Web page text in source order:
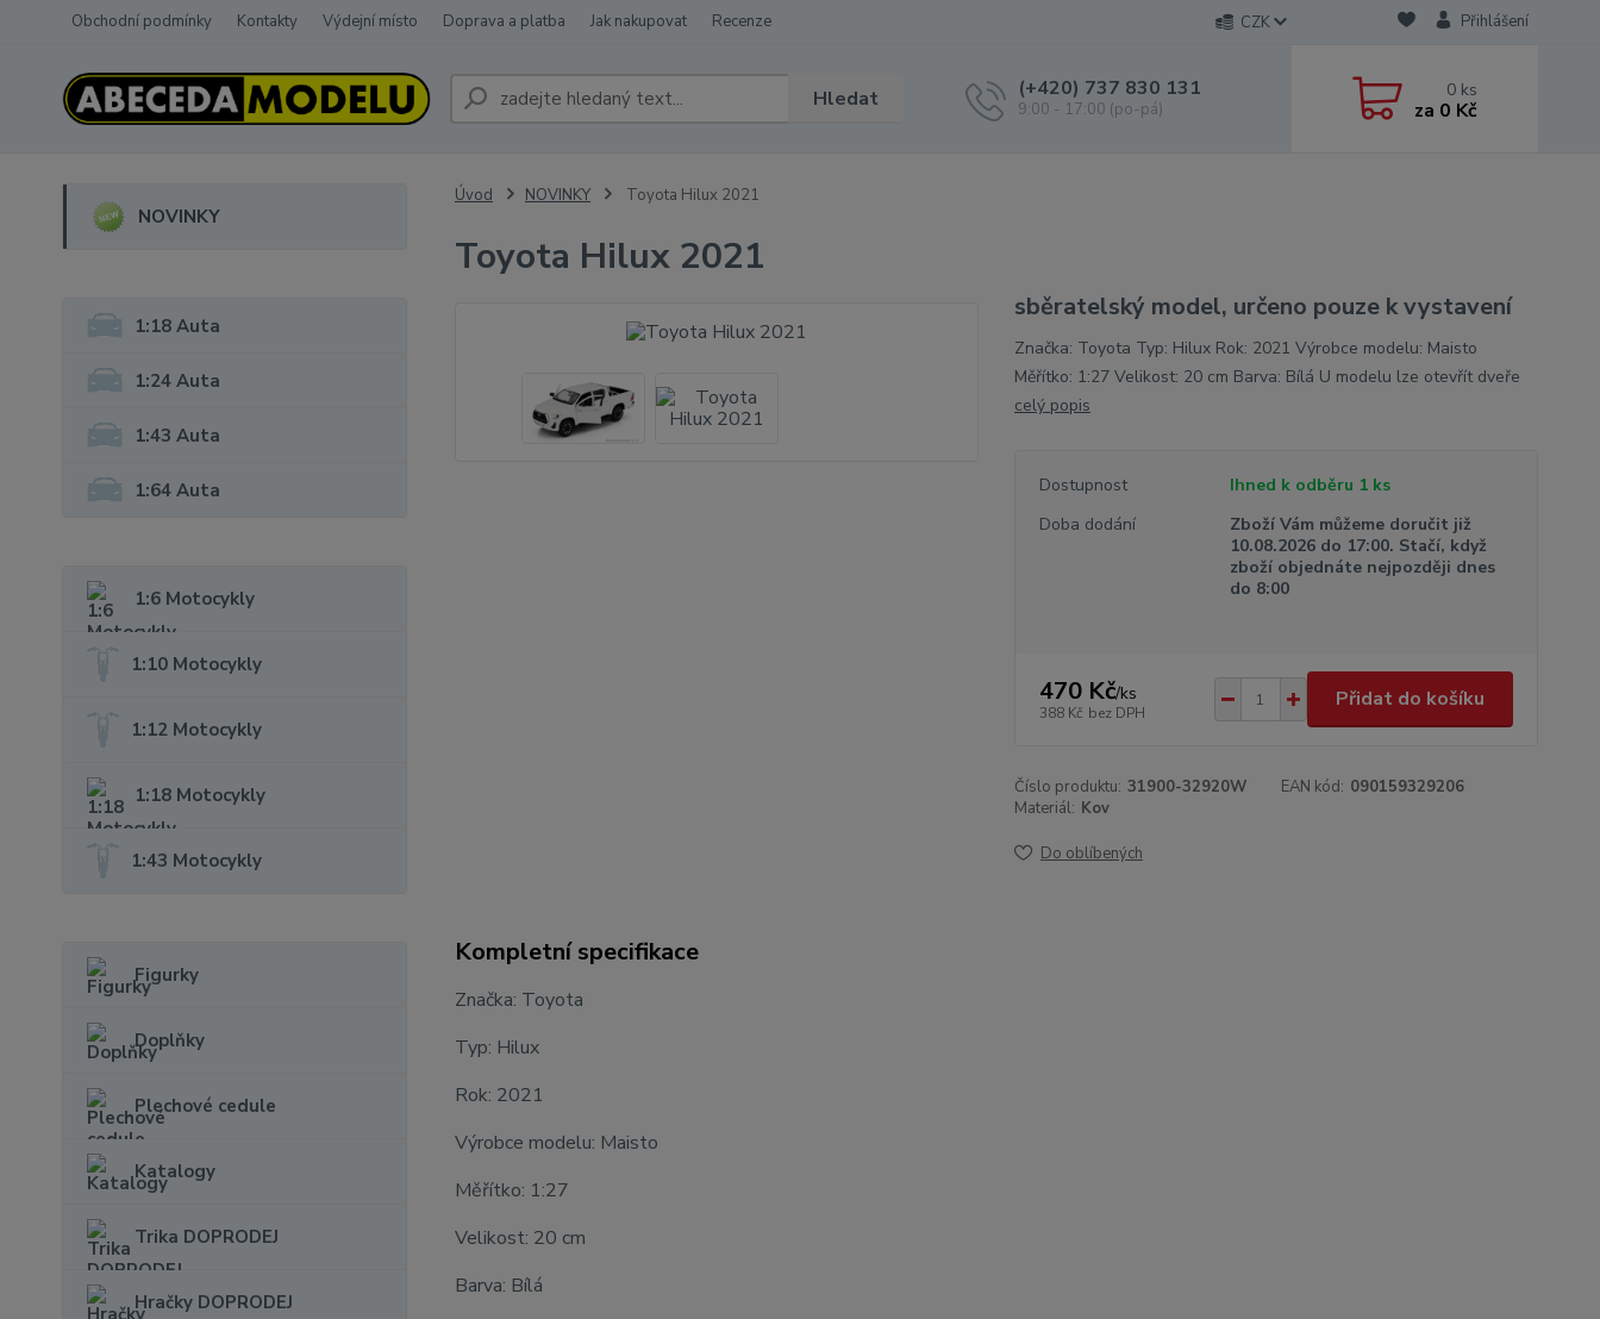
Obchodní podmínky Kontakty Výdejní místo Doprava a platba Jak nakupovat Recenze CZK Přihlášení
Hledat (+420) 737 830 131
9:00 - 17:00 (po-pá)
0 ks
za 0 Kč
NOVINKY
1:18 Auta
1:24 Auta
1:43 Auta
1:64 Auta
1:6 Motocykly
1:10 Motocykly
1:12 Motocykly
1:18 Motocykly
1:43 Motocykly
Figurky
Doplňky
Plechové cedule
Katalogy
Trika DOPRODEJ
Hračky DOPRODEJ
Úvod NOVINKY Toyota Hilux 2021
Toyota Hilux 2021
sběratelský model, určeno pouze k vystavení
Značka: Toyota Typ: Hilux Rok: 2021 Výrobce modelu: Maisto
Měřítko: 1:27 Velikost: 20 cm Barva: Bílá U modelu lze otevřít dveře
celý popis
Dostupnost
Ihned k odběru 1 ks
Doba dodání
Zboží Vám můžeme doručit již
10.08.2026 do 17:00. Stačí, když
zboží objednáte nejpozději dnes
do 8:00
470 Kč/ks
388 Kč bez DPH
Přidat do košíku
Číslo produktu: 31900-32920W EAN kód: 090159329206
Materiál: Kov
Do oblíbených
Kompletní specifikace
Značka: Toyota
Typ: Hilux
Rok: 2021
Výrobce modelu: Maisto
Měřítko: 1:27
Velikost: 20 cm
Barva: Bílá